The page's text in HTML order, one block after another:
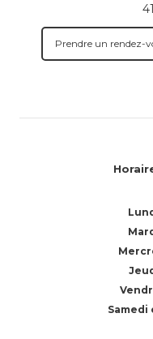
Prendre un rendez-
Samedi